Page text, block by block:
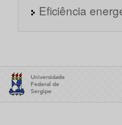
Eficiência